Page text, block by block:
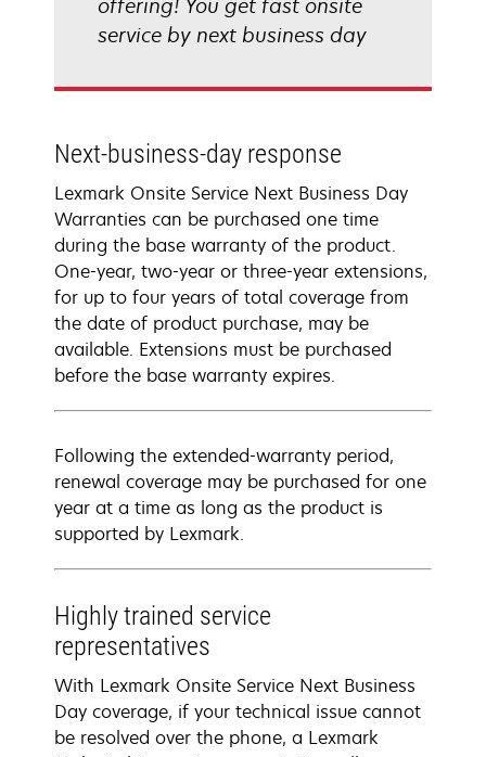
offering! You get fast onsite
service by next business day
Next-business-day response
Lexmark Onsite Service Next Business Day
Warranties can be purchased one time
during the base warranty of the product.
One-year, two-year or three-year extensions,
for up to four years of total coverage from
the date of product purchase, may be
available. Extensions must be purchased
before the base warranty expires.
Following the extended-warranty period,
renewal coverage may be purchased for one
year at a time as long as the product is
supported by Lexmark.
Highly trained service
representatives
With Lexmark Onsite Service Next Business
Day coverage, if your technical issue cannot
be resolved over the phone, a Lexmark